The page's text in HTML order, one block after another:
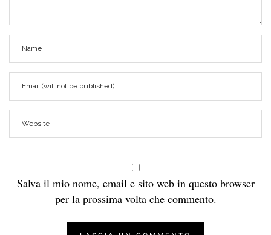
Salva il mio nome, email e sito web in questo browser
per la prossima volta che commento.